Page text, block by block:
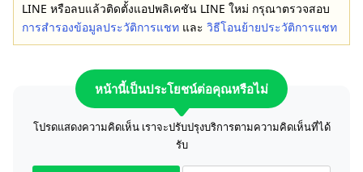
LINE หรือลบแล้วติดตั้งแอปพลิเคชัน LINE ใหม่ กรุณาตรวจสอบ
การสำรองข้อมูลประวัติการแชท และ วิธีโอนย้ายประวัติการแชท
หน้านี้เป็นประโยชน์ต่อคุณหรือไม่
โปรดแสดงความคิดเห็น เราจะปรับปรุงบริการตามความคิดเห็นที่ได้
รับ